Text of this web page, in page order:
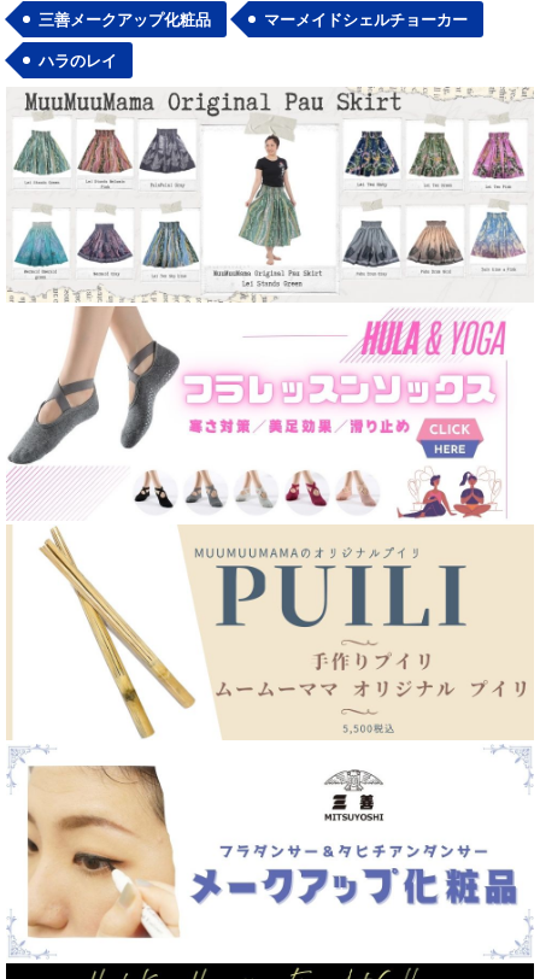
舞台衣装／ステージ衣装
カジュアルウェア
カジュアルステージ衣装
ハワイアンウェディング参列用
ハワイアンブランド
ゆったり派商品
三善メークアップ化粧品 マーメイドシェルチョーカー
ハラのレイ